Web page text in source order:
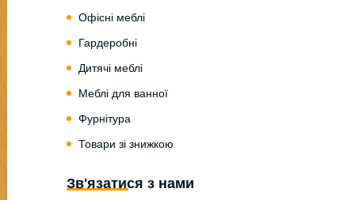
Офісні меблі
Гардеробні
Дитячі меблі
Меблі для ванної
Фурнітура
Товари зі знижкою
Зв'язатися з нами